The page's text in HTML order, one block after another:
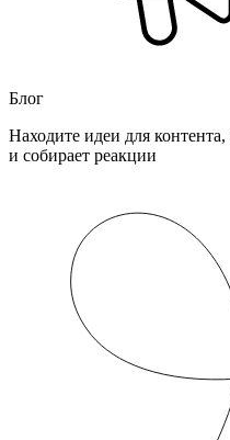
Блог
Находите идеи для
и собирает реакции